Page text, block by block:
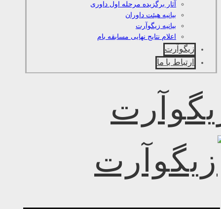
آثار برگزیده مرحله اول داوری
بیانیه هیئت داوران
بیانیه زیگوآرت
اعلام نتایج نهایی مسابقه بام
زیگوآرت
ارتباط با ما